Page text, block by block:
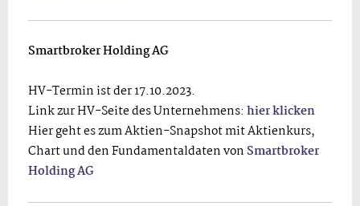
Smartbroker Holding AG
HV-Termin ist der 17.10.2023.
Link zur HV-Seite des Unternehmens: hier klicken
Hier geht es zum Aktien-Snapshot mit Aktienkurs,
Chart und den Fundamentaldaten von Smartbroker
Holding AG